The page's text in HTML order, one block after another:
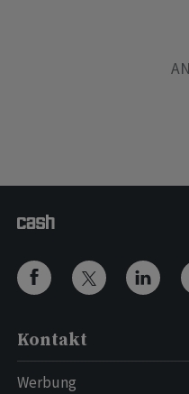
Kontakt
Werbung